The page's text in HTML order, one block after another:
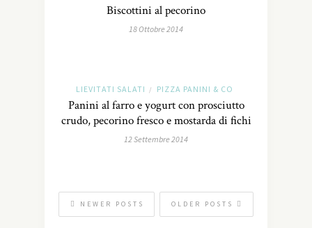
Biscottini al pecorino
18 Ottobre 2014
LIEVITATI SALATI / PIZZA PANINI & CO
Panini al farro e yogurt con prosciutto
crudo, pecorino fresco e mostarda di fichi
12 Settembre 2014
OLDER POSTS
NEWER POSTS